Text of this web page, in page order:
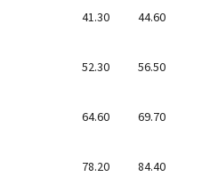
41.30 44.60
52.30 56.50
64.60 69.70
78.20 84.40